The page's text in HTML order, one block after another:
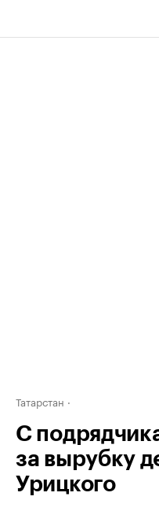
Татарстан
С
за вырубку
Урицкого